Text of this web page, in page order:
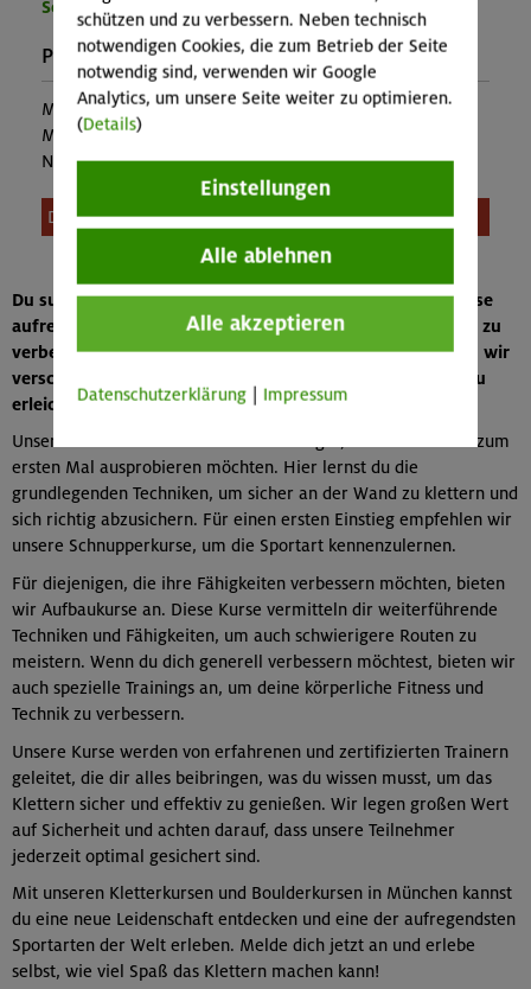
Sektion Oberland
Preise:
Mitglieder:
6,00 €
Mitglieder anderer Sektion:
Nichtmitglieder:
14,00 €
Diese Veranstaltung ist leider nicht mehr buchbar.
Du suchst nach einem Kletterkurs in München, um in diese
aufregende Sportart einzusteigen oder deine Fähigkeiten zu
verbessern? Als Alpenverein München & Oberland bieten wir
verschiedene Kurse an, um den Einstieg in das Klettern zu
erleichtern oder deine Kenntnisse zu vertiefen.
Unsere Grundkurse sind ideal für Anfänger, die das Klettern zum
ersten Mal ausprobieren möchten. Hier lernst du die
grundlegenden Techniken, um sicher an der Wand zu klettern und
sich richtig abzusichern. Für einen ersten Einstieg empfehlen wir
unsere Schnupperkurse, um die Sportart kennenzulernen.
Für diejenigen, die ihre Fähigkeiten verbessern möchten, bieten
wir Aufbaukurse an. Diese Kurse vermitteln dir weiterführende
Techniken und Fähigkeiten, um auch schwierigere Routen zu
meistern. Wenn du dich generell verbessern möchtest, bieten wir
auch spezielle Trainings an, um deine körperliche Fitness und
Technik zu verbessern.
Unsere Kurse werden von erfahrenen und zertifizierten Trainern
geleitet, die dir alles beibringen, was du wissen musst, um das
Klettern sicher und effektiv zu genießen. Wir legen großen Wert
auf Sicherheit und achten darauf, dass unsere Teilnehmer
jederzeit optimal gesichert sind.
Mit unseren Kletterkursen und Boulderkursen in München kannst
du eine neue Leidenschaft entdecken und eine der aufregendsten
Sportarten der Welt erleben. Melde dich jetzt an und erlebe
selbst, wie viel Spaß das Klettern machen kann!
schützen und zu verbessern. Neben technisch
notwendigen Cookies, die zum Betrieb der Seite
notwendig sind, verwenden wir Google
Analytics, um unsere Seite weiter zu optimieren.
(Details)
Einstellungen
Alle ablehnen
Alle akzeptieren
Datenschutzerklärung Impressum